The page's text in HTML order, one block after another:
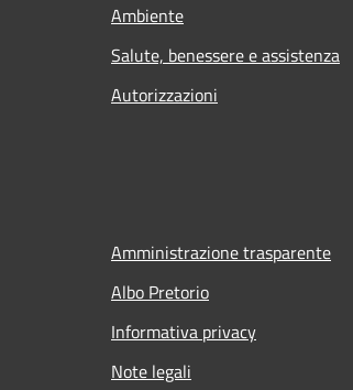
Ambiente
Salute, benessere e assistenza
Autorizzazioni
Amministrazione trasparente
Albo Pretorio
Informativa privacy
Note legali